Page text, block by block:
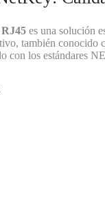
es una solución
también conocido
con los estándares